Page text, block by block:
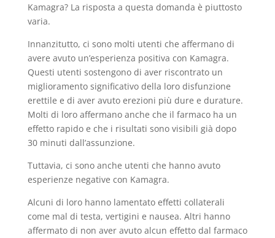
Kamagra? La risposta a questa domanda è piuttosto
varia.
Innanzitutto, ci sono molti utenti che affermano di
avere avuto un’esperienza positiva con Kamagra.
Questi utenti sostengono di aver riscontrato un
miglioramento significativo della loro disfunzione
erettile e di aver avuto erezioni più dure e durature.
Molti di loro affermano anche che il farmaco ha un
effetto rapido e che i risultati sono visibili già dopo
30 minuti dall’assunzione.
Tuttavia, ci sono anche utenti che hanno avuto
esperienze negative con Kamagra.
Alcuni di loro hanno lamentato effetti collaterali
come mal di testa, vertigini e nausea. Altri hanno
affermato di non aver avuto alcun effetto dal farmaco